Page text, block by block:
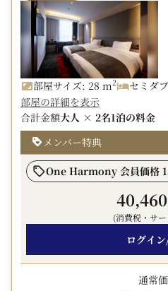
～「好き」が見つかる朝食ブ
ふんわり焼き上げた「フレン
味と
スパイスの香り広がる「モー
ヌードルなど、
その日の気分に寄り添い、「
ンアップ。
▼朝食会場▼
Cafe Contrail(カフェ コン
6:30～10:00(ラストオーダ
◎当プランは、JALマイレー
マイルは1室につき1名に限り
す。JMB以外のマイル積算は
（複数室＝1会員につき1室ま
部屋サイズ: 28 m2
セミダ
部屋の詳細を表示
合計金額大人 × 2名1泊の料金
メンバー特典
One Harmony 会員価格
(消費税・サ
ログイ
通常